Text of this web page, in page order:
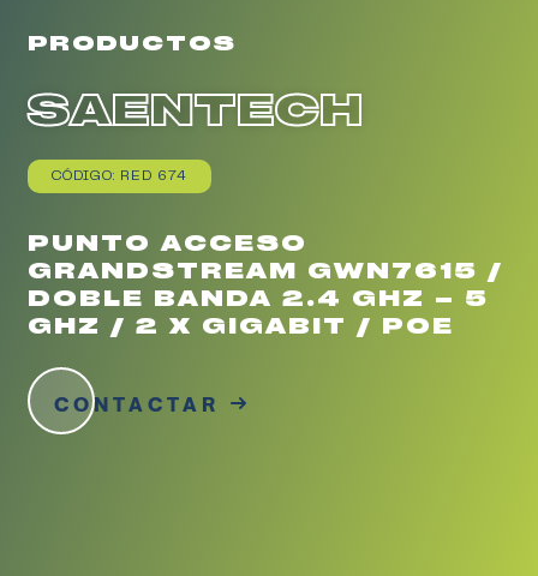
PRODUCTOS
SAENTECH
CÓDIGO: RED 674
PUNTO ACCESO
GRANDSTREAM GWN7615 /
DOBLE BANDA 2.4 GHZ – 5
GHZ / 2 X GIGABIT / POE
CONTACTAR